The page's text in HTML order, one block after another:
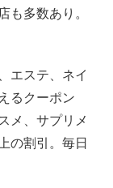
も多数あり。
エステ、ネイ
るクーポン
メ、サプリメ
の割引。毎日